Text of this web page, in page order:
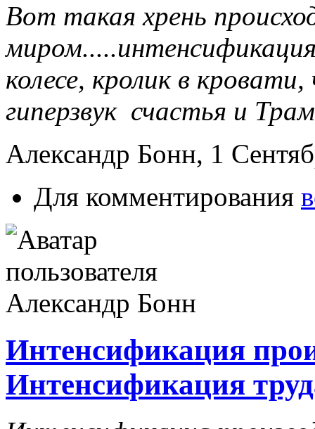
Вот такая хрень
колесе, кролик в
гиперзвук счастья и
Александр Бонн, 1
Для комментирования
Интенсификация
Интенсификация